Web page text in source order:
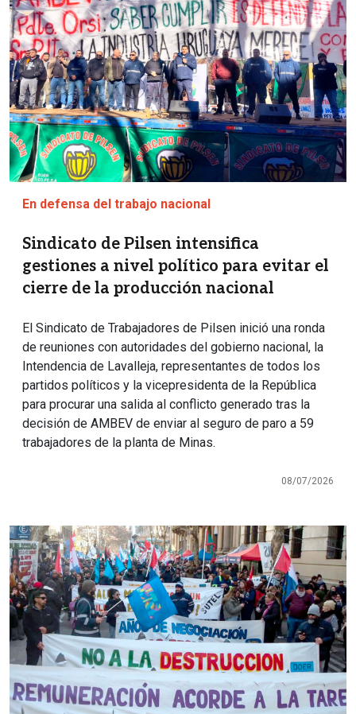
En defensa del trabajo nacional
Sindicato de Pilsen intensifica
gestiones a nivel político para evitar el
cierre de la producción nacional
El Sindicato de Trabajadores de Pilsen inició una ronda
de reuniones con autoridades del gobierno nacional, la
Intendencia de Lavalleja, representantes de todos los
partidos políticos y la vicepresidenta de la República
para procurar una salida al conflicto generado tras la
decisión de AMBEV de enviar al seguro de paro a 59
trabajadores de la planta de Minas.
08/07/2026
Imagen